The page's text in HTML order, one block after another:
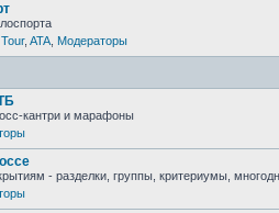
Tour, ATA Модераторы
кантри и марафоны
- разделки, группы, критериумы,